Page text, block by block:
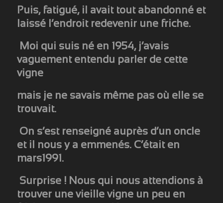
Puis, fatigué, il avait tout abandonné et
laissé l’endroit redevenir une friche.
Moi qui suis né en 1954, j’avais
vaguement entendu parler de cette
vigne
mais je ne savais même pas où elle se
trouvait.
On s’est renseigné auprès d’un oncle
et il nous y a emmenés. C’était en
mars1991.
Surprise ! Nous qui nous attendions à
trouver une vieille vigne un peu en